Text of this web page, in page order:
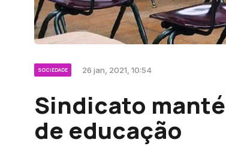
SOCIEDADE 26 jan, 2021, 10:54
Sindicato
de educação